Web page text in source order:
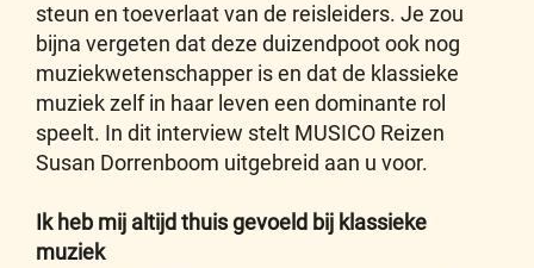
steun en toeverlaat van de reisleiders. Je zou
bijna vergeten dat deze duizendpoot ook nog
muziekwetenschapper is en dat de klassieke
muziek zelf in haar leven een dominante rol
speelt. In dit interview stelt MUSICO Reizen
Susan Dorrenboom uitgebreid aan u voor.
Ik heb mij altijd thuis gevoeld bij klassieke
muziek